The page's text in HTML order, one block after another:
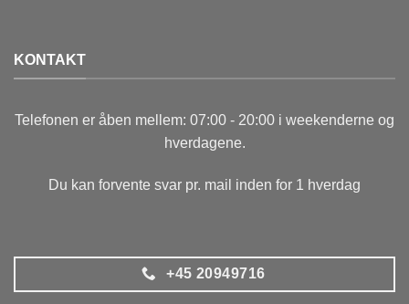
KONTAKT
Telefonen er åben mellem: 07:00 - 20:00 i weekenderne og
hverdagene.
Du kan forvente svar pr. mail inden for 1 hverdag
+45 20949716